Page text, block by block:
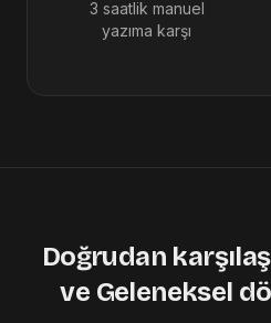
3 saatlik manuel
yazıma karşı
Doğrudan
ve Geleneksel